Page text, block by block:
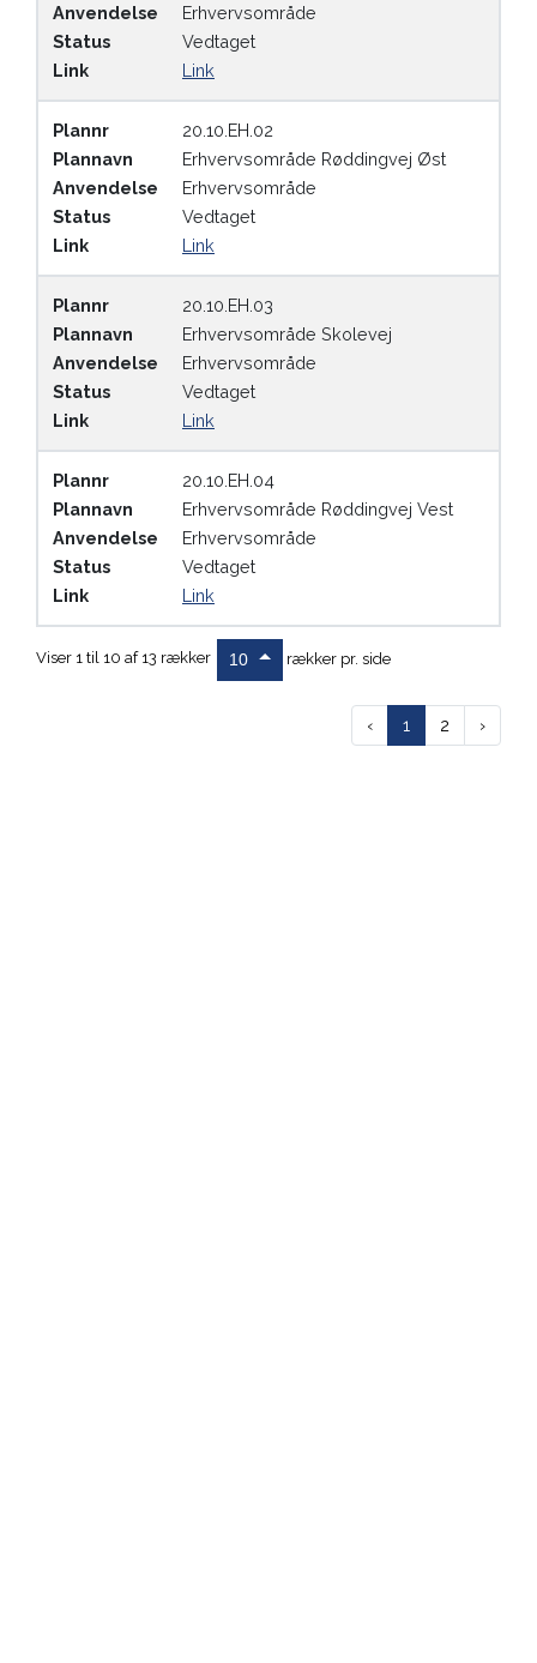
Anvendelse
Erhvervsområde
Status
Vedtaget
Link
Link
Plannr
20.10.EH.02
Plannavn
Erhvervsområde Røddingvej Øst
Anvendelse
Erhvervsområde
Status
Vedtaget
Link
Link
Plannr
20.10.EH.03
Plannavn
Erhvervsområde Skolevej
Anvendelse
Erhvervsområde
Status
Vedtaget
Link
Link
Plannr
20.10.EH.04
Plannavn
Erhvervsområde Røddingvej Vest
Anvendelse
Erhvervsområde
Status
Vedtaget
Link
Link
Viser 1 til 10 af 13 rækker 10 rækker pr. side
‹ 1 2 ›